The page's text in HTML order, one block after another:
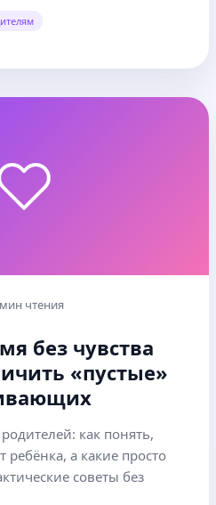
чтения
без чувства
«пустые»
как понять,
а какие просто
советы без